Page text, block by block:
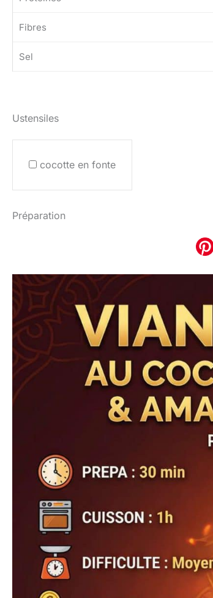
Fibres
Sel
Ustensiles
cocotte en fonte
Préparation